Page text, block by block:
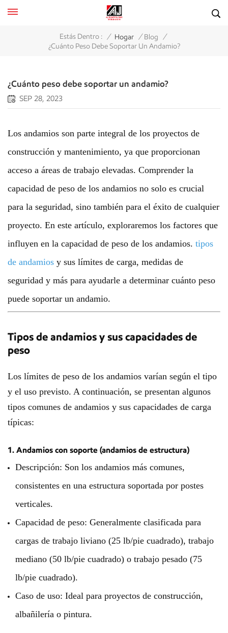
Estás Dentro : / Hogar / Blog /
¿Cuánto Peso Debe Soportar Un Andamio?
¿Cuánto peso debe soportar un andamio?
SEP 28, 2023
Los andamios son parte integral de los proyectos de
construcción y mantenimiento, ya que proporcionan
acceso a áreas de trabajo elevadas. Comprender la
capacidad de peso de los andamios no solo es crucial
para la seguridad, sino también para el éxito de cualquier
proyecto. En este artículo, exploraremos los factores que
influyen en la capacidad de peso de los andamios. tipos
de andamios y sus límites de carga, medidas de
seguridad y más para ayudarle a determinar cuánto peso
puede soportar un andamio.
Tipos de andamios y sus capacidades de
peso
Los límites de peso de los andamios varían según el tipo
y el uso previsto. A continuación, se presentan algunos
tipos comunes de andamios y sus capacidades de carga
típicas:
1. Andamios con soporte (andamios de estructura)
Descripción: Son los andamios más comunes,
consistentes en una estructura soportada por postes
verticales.
Capacidad de peso: Generalmente clasificada para
cargas de trabajo liviano (25 lb/pie cuadrado), trabajo
mediano (50 lb/pie cuadrado) o trabajo pesado (75
lb/pie cuadrado).
Caso de uso: Ideal para proyectos de construcción,
albañilería o pintura.